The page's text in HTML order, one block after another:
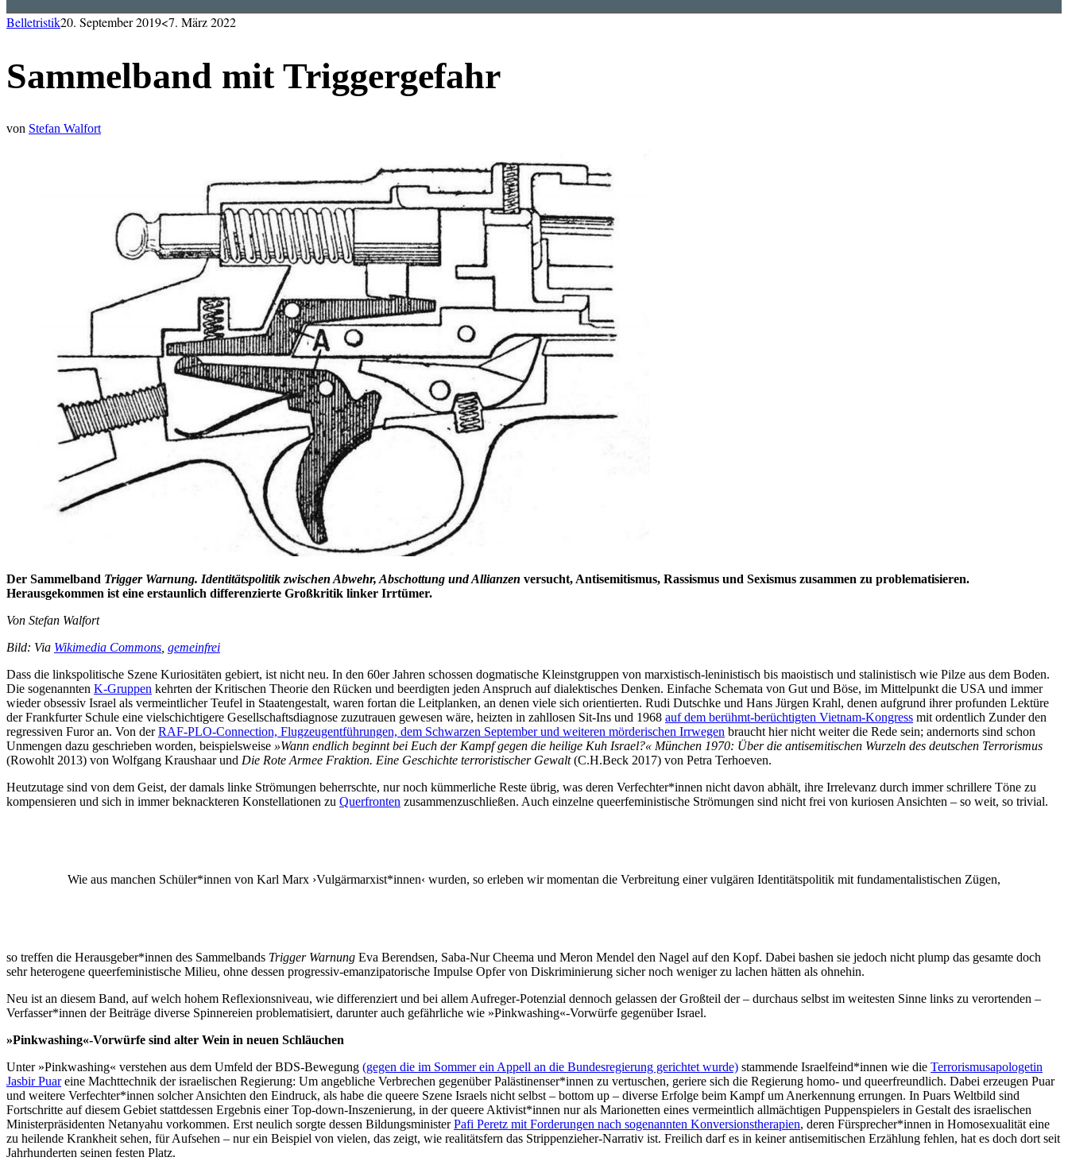
Belletristik20. September 2019<7. März 2022
Sammelband mit Triggergefahr
von Stefan Walfort
Der Sammelband Trigger Warnung. Identitätspolitik zwischen Abwehr, Abschottung und Allianzen versucht, Antisemitismus, Rassismus und Sexismus zusammen zu problematisieren.
Herausgekommen ist eine erstaunlich differenzierte Großkritik linker Irrtümer.
Von Stefan Walfort
Bild: Via Wikimedia Commons gemeinfrei
Dass die linkspolitische Szene Kuriositäten gebiert, ist nicht neu. In den 60er Jahren schossen dogmatische Kleinstgruppen von marxistisch-leninistisch bis maoistisch und stalinistisch wie Pilze aus dem Boden.
Die sogenannten K-Gruppen kehrten der Kritischen Theorie den Rücken und beerdigten jeden Anspruch auf dialektisches Denken. Einfache Schemata von Gut und Böse, im Mittelpunkt die USA und immer
wieder obsessiv Israel als vermeintlicher Teufel in Staatengestalt, waren fortan die Leitplanken, an denen viele sich orientierten. Rudi Dutschke und Hans Jürgen Krahl, denen aufgrund ihrer profunden Lektüre
der Frankfurter Schule eine vielschichtigere Gesellschaftsdiagnose zuzutrauen gewesen wäre, heizten in zahllosen Sit-Ins und 1968 auf dem berühmt-berüchtigten Vietnam-Kongress mit ordentlich Zunder den
regressiven Furor an. Von derRAF-PLO-Connection, Flugzeugentführungen, dem Schwarzen September und weiteren mörderischen Irrwegen braucht hier nicht weiter die Rede sein; andernorts sind schon
Unmengen dazu geschrieben worden, beispielsweise »Wann endlich beginnt bei Euch der Kampf gegen die heilige Kuh Israel?« München 1970: Über die antisemitischen Wurzeln des deutschen Terrorismus
(Rowohlt 2013) von Wolfgang Kraushaar und Die Rote Armee Fraktion. Eine Geschichte terroristischer Gewalt(C.H.Beck 2017) von Petra Terhoeven.
Heutzutage sind von dem Geist, der damals linke Strömungen beherrschte, nur noch kümmerliche Reste übrig, was deren Verfechter*innen nicht davon abhält, ihre Irrelevanz durch immer schrillere Töne zu
kompensieren und sich in immer beknackteren Konstellationen zu Querfronten zusammenzuschließen. Auch einzelne queerfeministische Strömungen sind nicht frei von kuriosen Ansichten – so weit, so trivial.
Wie aus manchen Schüler*innen von Karl Marx ›Vulgärmarxist*innen‹ wurden, so erleben wir momentan die Verbreitung einer vulgären Identitätspolitik mit fundamentalistischen Zügen,
so treffen die Herausgeber*innen des Sammelbands Trigger Warnung Eva Berendsen, Saba-Nur Cheema und Meron Mendel den Nagel auf den Kopf. Dabei bashen sie jedoch nicht plump das gesamte doch
sehr heterogene queerfeministische Milieu, ohne dessen progressiv-emanzipatorische Impulse Opfer von Diskriminierung sicher noch weniger zu lachen hätten als ohnehin.
Neu ist an diesem Band, auf welch hohem Reflexionsniveau, wie differenziert und bei allem Aufreger-Potenzial dennoch gelassen der Großteil der – durchaus selbst im weitesten Sinne links zu verortenden –
Verfasser*innen der Beiträge diverse Spinnereien problematisiert, darunter auch gefährliche wie »Pinkwashing«-Vorwürfe gegenüber Israel.
»Pinkwashing«-Vorwürfe sind alter Wein in neuen Schläuchen
Unter »Pinkwashing« verstehen aus dem Umfeld der BDS-Bewegung (gegen die im Sommer ein Appell an die Bundesregierung gerichtet wurde) stammende Israelfeind*innen wie die Terrorismusapologetin
JasbirPuareine Machttechnik der israelischen Regierung: Um angebliche Verbrechen gegenüber Palästinenser*innen zu vertuschen, geriere sich die Regierung homo- und queerfreundlich. Dabei erzeugen Puar
und weitere Verfechter*innen solcher Ansichten den Eindruck, als habe die queere Szene Israels nicht selbst – bottom up – diverse Erfolge beim Kampf um Anerkennung errungen. In Puars Weltbild sind
Fortschritte auf diesem Gebiet stattdessen Ergebnis einer Top-down-Inszenierung, in der queere Aktivist*innen nur als Marionetten eines vermeintlich allmächtigen Puppenspielers in Gestalt des israelischen
Ministerpräsidenten Netanyahu vorkommen. Erst neulich sorgte dessen BildungsministerPafi Peretz mit Forderungen nach sogenannten Konversionstherapien, deren Fürsprecher*innen in Homosexualität eine
zu heilende Krankheit sehen, für Aufsehen – nur ein Beispiel von vielen, das zeigt, wie realitätsfern das Strippenzieher-Narrativ ist. Freilich darf es in keiner antisemitischen Erzählung fehlen, hat es doch dort seit
Jahrhunderten seinen festen Platz.